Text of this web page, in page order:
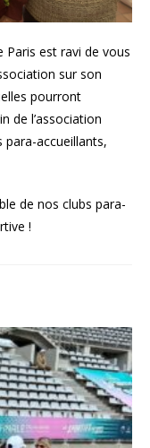
est ravi de vous
sur son
pourront
de l’association
para-accueillants,
de nos clubs para-
!